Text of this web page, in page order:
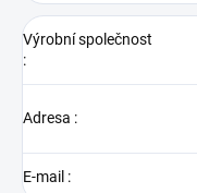
Výrobní společnost
:
Adresa :
E-mail :